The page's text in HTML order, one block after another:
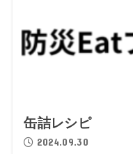
缶詰レシピ
2024.09.30